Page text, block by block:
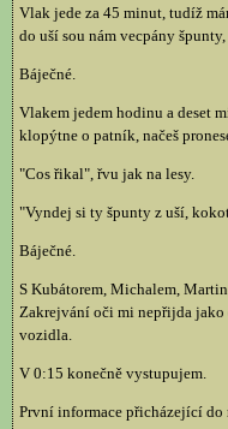
Vlak jede za 45 minut, tudíž
do uší sou nám vecpány
Báječné.
Vlakem jedem hodinu a deset
klopýtne o patník, načeš
"Cos řikal", řvu jak na lesy.
"Vyndej si ty špunty z uší,
Báječné.
S Kubátorem, Michalem,
Zakrejvání oči mi nepřijda jako
vozidla.
V 0:15 konečně vystupujem.
První informace přicházející do